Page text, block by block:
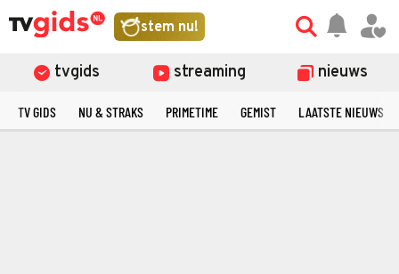
stem nu!
tvgids streaming nieuws
TV GIDS NU & STRAKS PRIMETIME GEMIST LAATSTE NIEUWS